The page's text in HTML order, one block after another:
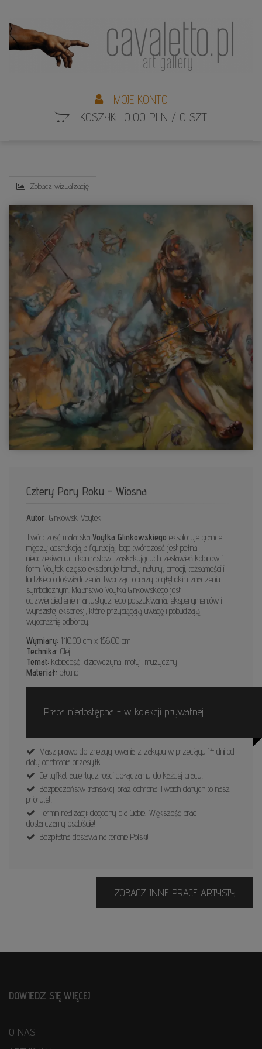
MOJE KONTO
KOSZYK: 0,00 PLN / 0 SZT.
Zobacz wizualizację
Cztery Pory Roku - Wiosna
Autor: Glinkowski Voytek
Twórczość malarska Voytka Glinkowskiego eksploruje granice
między abstrakcją a figuracją. Jego twórczość jest pełna
nieoczekiwanych kontrastów, zaskakujących zestawień kolorów i
form. Voytek często eksploruje tematy natury, emocji, tożsamości i
ludzkiego doświadczenia, tworząc obrazy o głębokim znaczeniu
symbolicznym. Malarstwo Voytka Glinkowskiego jest
odzwierciedleniem artystycznego poszukiwania, eksperymentów i
wyrazistej ekspresji, które przyciągają uwagę i pobudzają
wyobraźnię odbiorcy.
Wymiary: 140.00 cm x 156.00 cm
Technika: Olej
Temat: kobiecość, dziewczyna, motyl, muzyczny
Materiał: płótno
Praca niedostępna - w kolekcji prywatnej
Masz prawo do zrezygnowania z zakupu w przeciągu 14 dni od
daty odebrania przesyłki.
Certyfikat autentyczności dołączamy do każdej pracy.
Bezpieczeństw transakcji oraz ochrona Twoich danych to nasz
priorytet.
Termin realizacji: dogodny dla Ciebie! Większość prac
dostarczamy osobiście!
Bezpłatna dostawa na terenie Polski!
ZOBACZ INNE PRACE ARTYSTY
DOWIEDZ SIĘ WIĘCEJ
O NAS